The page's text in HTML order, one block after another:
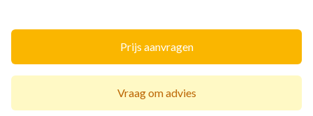
Prijs aanvragen
Vraag om advies